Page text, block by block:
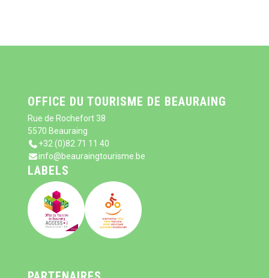
OFFICE DU TOURISME DE BEAURAING
Rue de Rochefort 38
5570 Beauraing
+32 (0)82 71 11 40
info@beauraingtourisme.be
LABELS